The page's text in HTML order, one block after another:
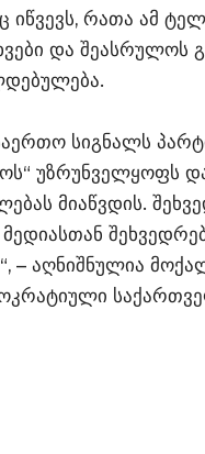
იწვევს, რათა ამ
და შეასრულოს
სიგნალს
უზრუნველყოფს
მიაწვდის.
– აღნიშნულია